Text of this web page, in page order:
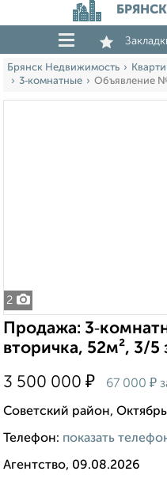
Брянск Недвижимость
3‑комнатные
Объявление
2
Продажа:
вторичка, 52м², 3/5
3 500 000 ₽ 67 000 ₽
Советский район,
Телефон: показать
Агентство, 09.08.2026